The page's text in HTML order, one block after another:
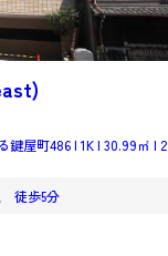
屋町486 | 1K | 30.99㎡ | 2
徒歩5分